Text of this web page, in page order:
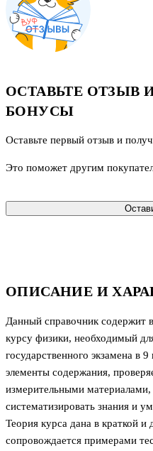
ОПИСАНИЕ И
Данный справочник содержит
курсу физики, необходимый
государственного экзамена в
элементы содержания,
измерительными
систематизировать знания и
Теория курса дана в краткой
сопровождается примерами
ОСТАВЬТЕ ОТЗЫВ
БОНУСЫ
Оставьте первый отзыв и
Это поможет другим